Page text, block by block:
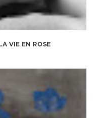
VIE EN ROSE